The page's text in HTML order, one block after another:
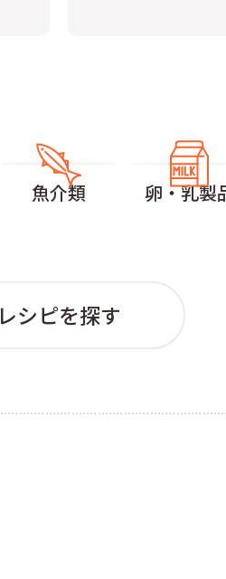
魚介類 卵・乳製
レシピを探す